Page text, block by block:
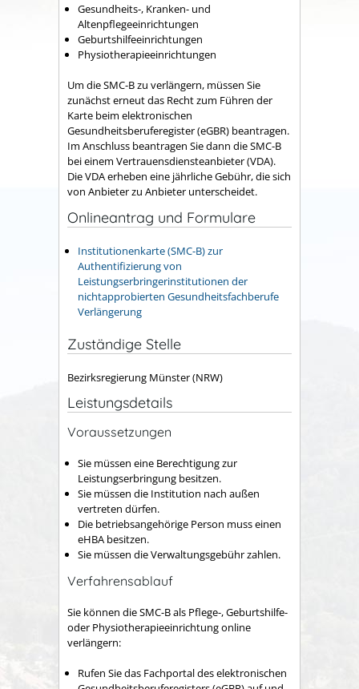
Gesundheits-, Kranken- und
Altenpflegeeinrichtungen
Geburtshilfeeinrichtungen
Physiotherapieeinrichtungen
Um die SMC-B zu verlängern, müssen Sie
zunächst erneut das Recht zum Führen der
Karte beim elektronischen
Gesundheitsberuferegister (eGBR) beantragen.
Im Anschluss beantragen Sie dann die SMC-B
bei einem Vertrauensdiensteanbieter (VDA).
Die VDA erheben eine jährliche Gebühr, die sich
von Anbieter zu Anbieter unterscheidet.
Onlineantrag und Formulare
Institutionenkarte (SMC-B) zur
Authentifizierung von
Leistungserbringerinstitutionen der
nichtapprobierten Gesundheitsfachberufe
Verlängerung
Zuständige Stelle
Bezirksregierung Münster (NRW)
Leistungsdetails
Voraussetzungen
Sie müssen eine Berechtigung zur
Leistungserbringung besitzen.
Sie müssen die Institution nach außen
vertreten dürfen.
Die betriebsangehörige Person muss einen
eHBA besitzen.
Sie müssen die Verwaltungsgebühr zahlen.
Verfahrensablauf
Sie können die SMC-B als Pflege-, Geburtshilfe-
oder Physiotherapieeinrichtung online
verlängern:
Rufen Sie das Fachportal des elektronischen